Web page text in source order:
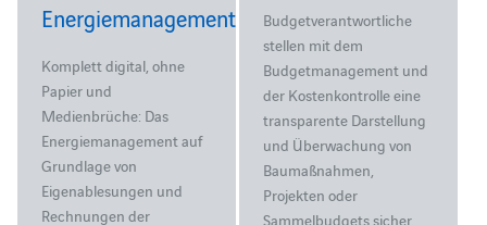
Budgetverantwortliche
stellen mit dem
Budgetmanagement und
der Kostenkontrolle eine
transparente Darstellung
und Überwachung von
Baumaßnahmen,
Projekten oder
Sammelbudgets sicher.
Energiemanagement
Komplett digital, ohne
Papier und
Medienbrüche: Das
Energiemanagement auf
Grundlage von
Eigenablesungen und
Rechnungen der